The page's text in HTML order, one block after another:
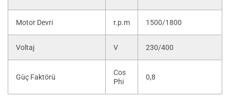
Motor Devri r.p.m 1500/1800
Voltaj V 230/400
Güç Faktörü
Cos
Phi
0,8